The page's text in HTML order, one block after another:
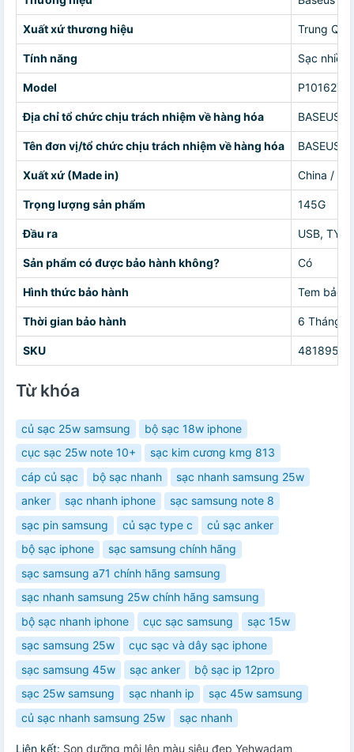
Xuất xứ thương hiệu Trung
Tính năng Sạc nhiều
Model
Địa chỉ tổ chức chịu trách nhiệm về hàng hóa BASEUS
Tên đơn vị/tổ chức chịu trách nhiệm về hàng hóa BASEUS
Xuất xứ (Made in) China /
Trọng lượng sản phẩm 145G
Đầu ra USB,
Sản phẩm có được bảo hành không? Có
Hình thức bảo hành Tem bảo
Thời gian bảo hành 6 Tháng
SKU
Từ khóa
củ sạc 25w samsung
bộ sạc 18w iphone
cục sạc 25w note 10+
sạc kim cương kmg 813
cáp củ sạc
bộ sạc nhanh
sạc nhanh samsung 25w
anker
sạc nhanh iphone
sạc samsung note 8
sạc pin samsung
củ sạc type c
củ sạc anker
bộ sạc iphone
sạc samsung chính hãng
sạc samsung a71 chính hãng samsung
sạc nhanh samsung 25w chính hãng samsung
bộ sạc nhanh iphone
cục sạc samsung
sạc 15w
sạc samsung 25w
cục sạc và dây sạc iphone
sạc samsung 45w
sạc anker
bộ sạc ip 12pro
sạc 25w samsung
sạc nhanh ip
sạc 45w samsung
củ sạc nhanh samsung 25w
sạc nhanh
Liên kết: Son dưỡng môi lên màu siêu đẹp Yehwadam